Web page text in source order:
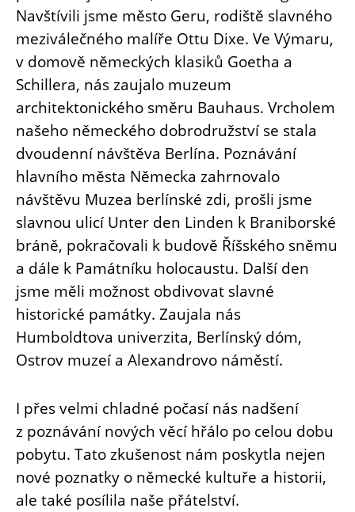
Navštívili jsme město Geru, rodiště slavného
meziválečného malíře Ottu Dixe. Ve Výmaru,
v domově německých klasiků Goetha a
Schillera, nás zaujalo muzeum
architektonického směru Bauhaus. Vrcholem
našeho německého dobrodružství se stala
dvoudenní návštěva Berlína. Poznávání
hlavního města Německa zahrnovalo
návštěvu Muzea berlínské zdi, prošli jsme
slavnou ulicí Unter den Linden k Braniborské
bráně, pokračovali k budově Říšského sněmu
a dále k Památníku holocaustu. Další den
jsme měli možnost obdivovat slavné
historické památky. Zaujala nás
Humboldtova univerzita, Berlínský dóm,
Ostrov muzeí a Alexandrovo náměstí.
I přes velmi chladné počasí nás nadšení
z poznávání nových věcí hřálo po celou dobu
pobytu. Tato zkušenost nám poskytla nejen
nové poznatky o německé kultuře a historii,
ale také posílila naše přátelství.